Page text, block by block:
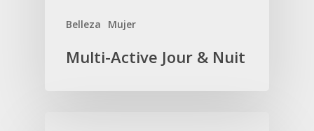
Belleza Mujer
Multi-Active Jour & Nuit